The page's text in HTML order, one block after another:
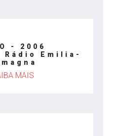
- 2006
Rádio Emilia-
MAIS